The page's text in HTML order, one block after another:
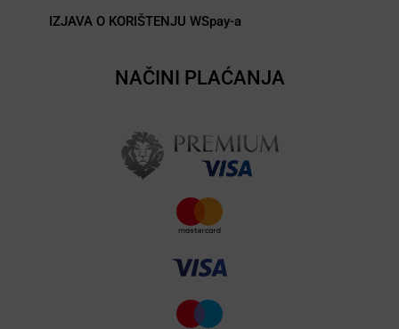
IZJAVA O KORIŠTENJU WSpay-a
NAČINI PLAĆANJA